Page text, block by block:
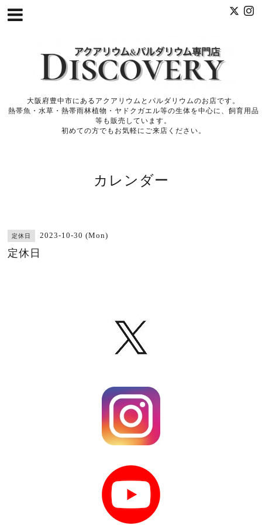
大阪府豊中市にあるアクアリウムとパルダリウムのお店です。
熱帯魚・水草・熱帯雨林植物・ヤドクガエル等の生体を中心に、飼育用品
等も販売しています。
初めての方でもお気軽にご来店ください。
カレンダー
定休日 2023-10-30 (Mon)
定休日